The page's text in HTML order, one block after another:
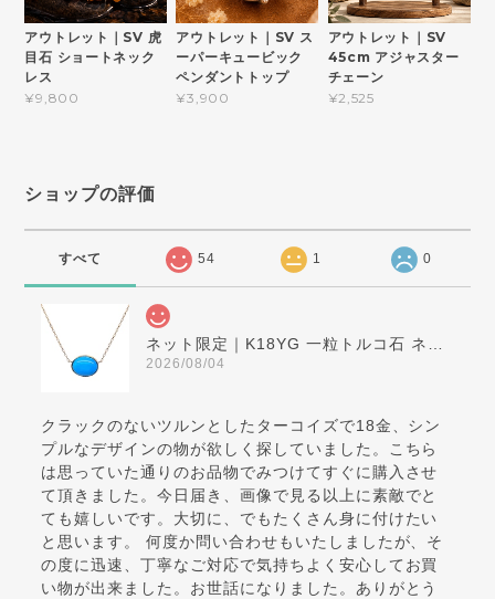
アウトレット｜SV 虎
目石 ショートネック
レス
¥9,800
アウトレット｜SV ス
ーパーキュービック
ペンダントトップ
¥3,900
アウトレット｜SV
45cm アジャスター
チェーン
¥2,525
ショップの評価
すべて 54 1 0
2026/08/04
クラックのないツルンとしたターコイズで18金、シン
プルなデザインの物が欲しく探していました。こちら
は思っていた通りのお品物でみつけてすぐに購入させ
て頂きました。今日届き、画像で見る以上に素敵でと
ても嬉しいです。大切に、でもたくさん身に付けたい
と思います。 何度か問い合わせもいたしましたが、そ
の度に迅速、丁寧なご対応で気持ちよく安心してお買
い物が出来ました。お世話になりました。ありがとう